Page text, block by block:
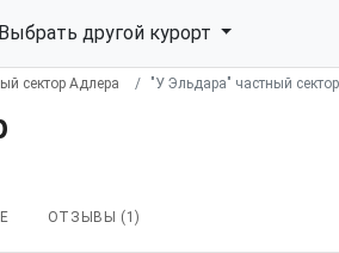
Выбрать другой курорт
сектор Адлера "У Эльдара" частный
ОТЗЫВЫ ( 1)